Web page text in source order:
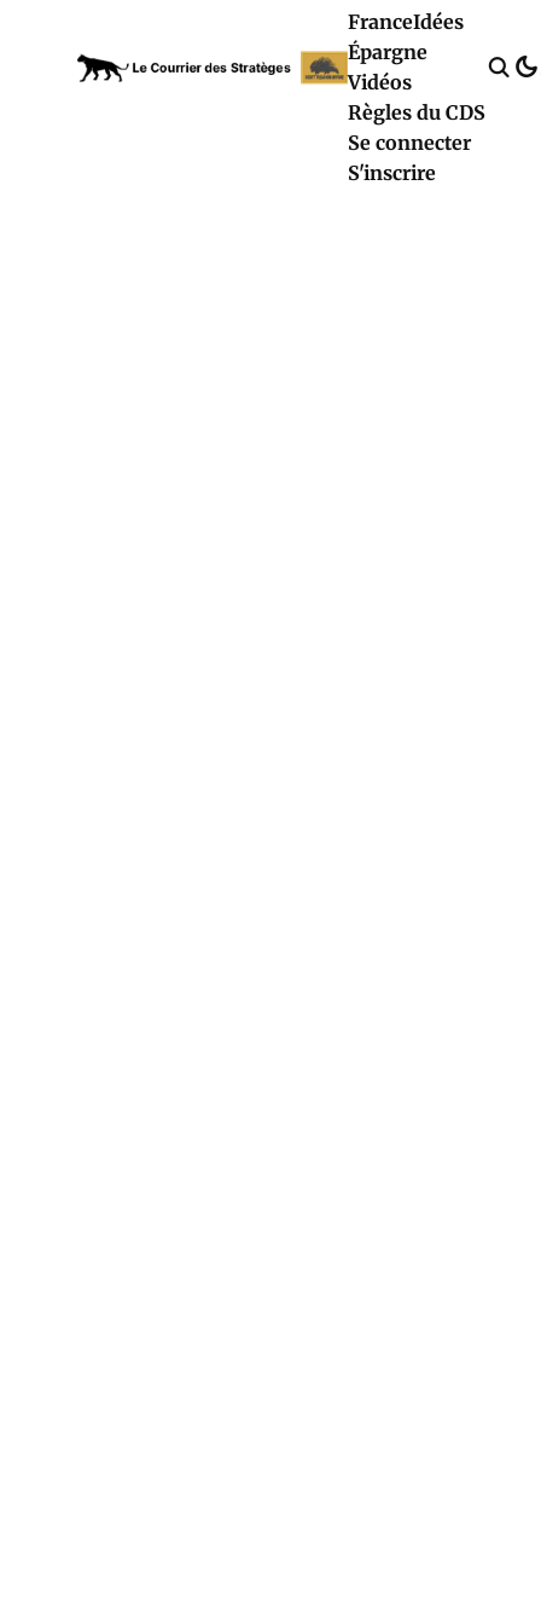
FranceIdées
Épargne
Vidéos
Règles du CDS
Se connecter
S'inscrire